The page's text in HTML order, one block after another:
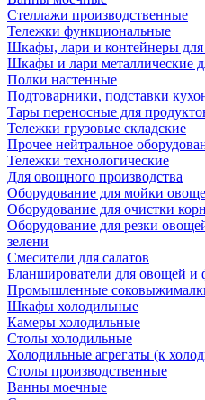
Стеллажи производственные
Тележки функциональные
Шкафы, лари и контейнеры для
Шкафы и лари металлические
Полки настенные
Подтоварники, подставки
Тары переносные для
Тележки грузовые складские
Прочее нейтральное
Тележки технологические
Для овощного производства
Оборудование для мойки
Оборудование для очистки
Оборудование для резки
зелени
Смесители для салатов
Бланширователи для овощей и
Промышленные
Шкафы холодильные
Камеры холодильные
Столы холодильные
Холодильные агрегаты (к
Столы производственные
Ванны моечные